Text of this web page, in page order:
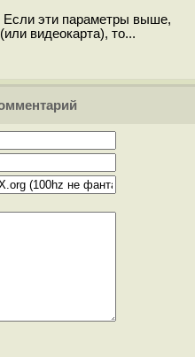
эти параметры выше,
видеокарта), то...